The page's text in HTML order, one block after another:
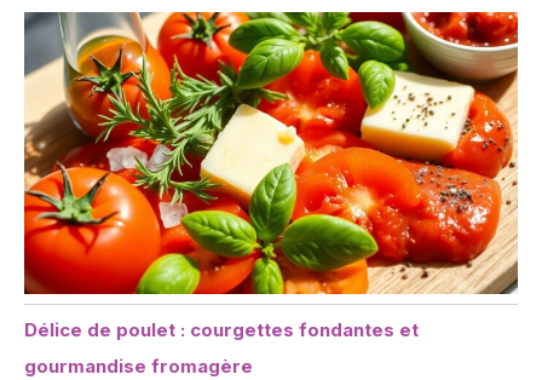
Délice de poulet : courgettes fondantes et
gourmandise fromagère